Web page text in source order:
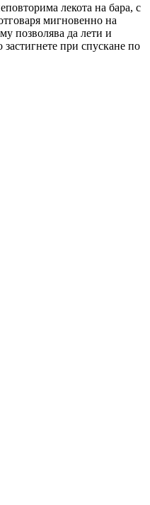
лекота на бара, с
мигновенно на
позволява да лети и
при спускане по